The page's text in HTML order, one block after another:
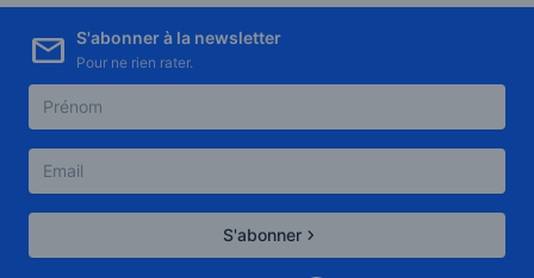
S'abonner à la newsletter
Pour ne rien rater.
S'abonner